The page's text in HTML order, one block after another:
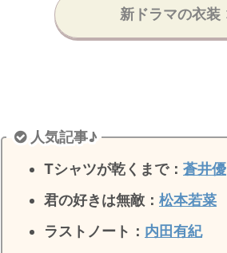
新ドラマの衣装
人気記事♪
Tシャツが乾くまで： 蒼井優
君の好きは無敵 ： 松本若菜
ラストノート ： 内田有紀